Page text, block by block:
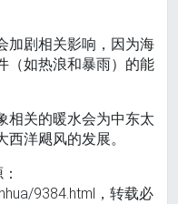
加剧相关影响，因为海
（如热浪和暴雨）的能
相关的暖水会为中东太
洋飓风的发展。
9384.html，转载必